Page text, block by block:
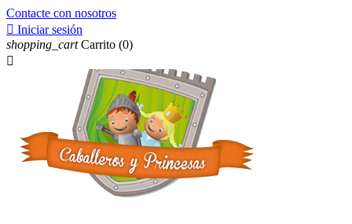
Contacte con nosotros
 Iniciar sesión
shopping_cart Carrito (0)
